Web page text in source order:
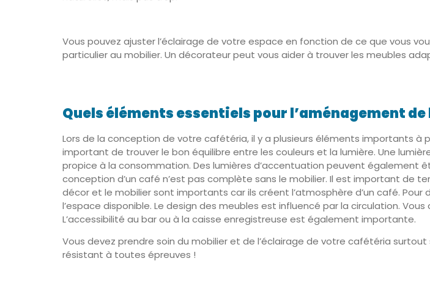
Vous pouvez ajuster l’éclairage de votre espace en fonction de ce que vous
particulier au mobilier. Un décorateur peut vous aider à trouver les meubles
Quels éléments essentiels pour l’aménagement
Lors de la conception de votre cafétéria, il y a plusieurs éléments importants
important de trouver le bon équilibre entre les couleurs et la lumière. Une
propice à la consommation. Des lumières d’accentuation peuvent également
conception d’un café n’est pas complète sans le mobilier. Il est important de
décor et le mobilier sont importants car ils créent l’atmosphère d’un café.
l’espace disponible. Le design des meubles est influencé par la circulation.
L’accessibilité au bar ou à la caisse enregistreuse est également importante.
Vous devez prendre soin du mobilier et de l’éclairage de votre cafétéria
résistant à toutes épreuves !